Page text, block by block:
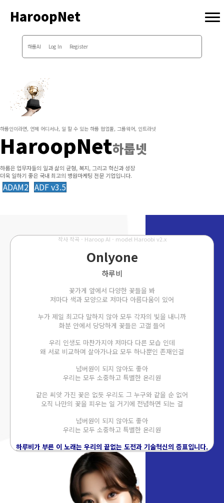
HaroopNet
하룹AI Log In Register
하룹인이라면, 언제 어디서나, 일 할 수 있는 하룹 협업툴, 그룹웨어, 인트라넷
HaroopNet하룹넷
하룹은 업무자들의 일과 삶의 균형, 복지, 그리고 혁신과 성장
더욱 일하기 좋은 국내 최고의 병원마케팅 전문 기업입니다.
ADAM2 ADF v3.5
작사 작곡 - Haroop AI - model Haroobi v2.x
Onlyone
하루비
꽃가게 앞에서 다양한 꽃들을 봐
저마다 색과 모양으로 저마다 아름다움이 있어
누가 제일 최고다 말하지 않아 모두 각자의 빛을 내니까
화분 안에서 당당하게 꽃들은 고갤 들어
우리 인생도 마찬가지야 저마다 다른 모습 인데
왜 서로 비교하며 살아가나요 모두 하나뿐인 존재인걸
넘버원이 되지 않아도 좋아
우리는 모두 소중하고 특별한 온리원
같은 씨앗 가진 꽃은 없듯 우리도 그 누구와 같을 순 없어
오직 나만의 꽃을 피우는 일 거기에 전념하면 되는 걸
넘버원이 되지 않아도 좋아
우리는 모두 소중하고 특별한 온리원
하루비가 부른 이 노래는 우리의 끝없는 도전과 기술혁신의 증표입니다.